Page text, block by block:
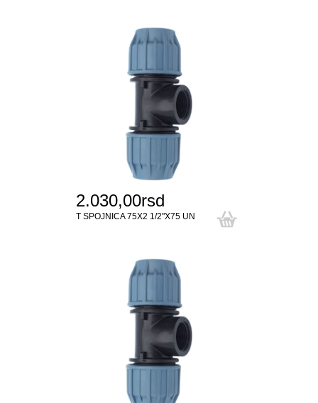
2.030,00rsd
T SPOJNICA 75X2 1/2"X75 UN